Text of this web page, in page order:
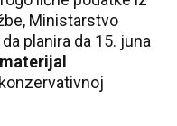
Ministarstvo
planira da 15. juna